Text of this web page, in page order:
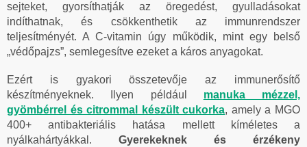
sejteket, gyorsíthatják az öregedést, gyulladásokat
indíthatnak, és csökkenthetik az immunrendszer
teljesítményét. A C-vitamin úgy működik, mint egy belső
„védőpajzs”, semlegesítve ezeket a káros anyagokat.
Ezért is gyakori összetevője az immunerősítő
készítményeknek. Ilyen például manuka mézzel,
gyömbérrel és citrommal készült cukorka, amely a MGO
400+ antibakteriális hatása mellett kíméletes a
nyálkahártyákkal. Gyerekeknek és érzékeny